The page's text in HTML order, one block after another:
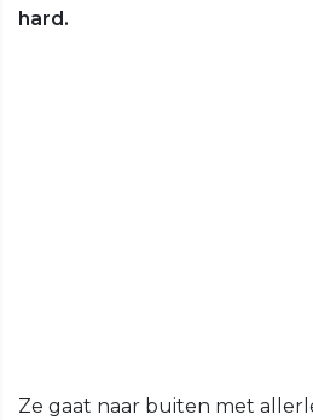
hard.
Ze gaat naar buiten met